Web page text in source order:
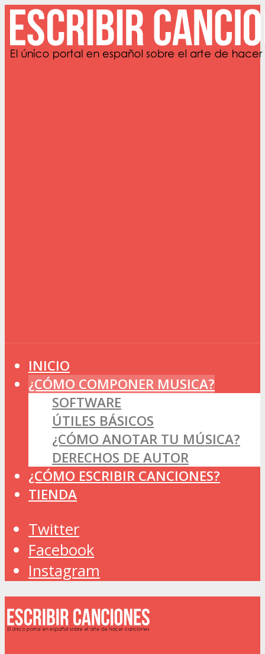
INICIO
¿CÓMO COMPONER MUSICA?
SOFTWARE
ÚTILES BÁSICOS
¿CÓMO ANOTAR TU MÚSICA?
DERECHOS DE AUTOR
¿CÓMO ESCRIBIR CANCIONES?
TIENDA
Twitter
Facebook
Instagram